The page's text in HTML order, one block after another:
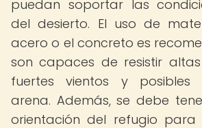
puedan soportar las
del desierto. El uso de
acero o el concreto es
son capaces de resistir
fuertes vientos y posibles
arena. Además, se debe
orientación del refugio